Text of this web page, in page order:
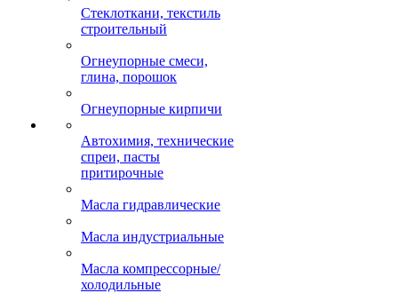
Стеклоткани, текстиль
строительный
Огнеупорные смеси,
глина, порошок
Огнеупорные кирпичи
Автохимия, технические
спреи, пасты
притирочные
Масла гидравлические
Масла индустриальные
Масла компрессорные/
холодильные